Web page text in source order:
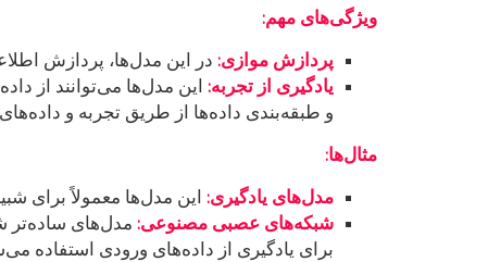
ویژگی‌های مهم:
پردازش موازی: در این مدل‌ها، پردازش
یادگیری از تجربه: این مدل‌ها می‌توانند از
و طبقه‌بندی داده‌ها از طریق تجربه و داده‌های
مثال‌ها:
مدل‌های یادگیری: این مدل‌ها معمولاً برای
شبکه‌های عصبی مصنوعی: مدل‌های ساده‌تر
برای یادگیری از داده‌های ورودی استفاده